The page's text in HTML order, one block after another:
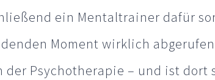
ein Mentaltrainer dafür
Moment wirklich
Psychotherapie – und ist dort